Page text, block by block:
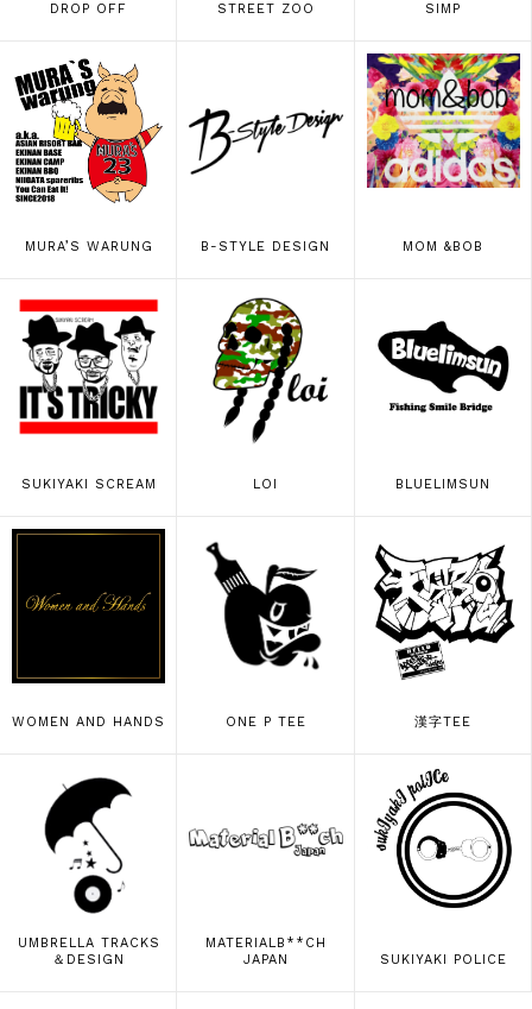
DROP OFF STREET ZOO SIMP
MURA’S WARUNG B-STYLE DESIGN MOM &BOB
SUKIYAKI SCREAM LOI BLUELIMSUN
WOMEN AND HANDS ONE P TEE 漢字TEE
UMBRELLA TRACKS
＆DESIGN
MATERIALB**CH
JAPAN
SUKIYAKI POLICE